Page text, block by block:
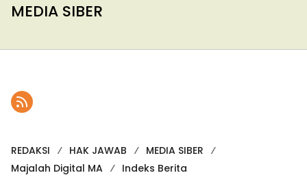
MEDIA SIBER
REDAKSI HAK JAWAB
MEDIA SIBER
Majalah Digital MA
Indeks Berita